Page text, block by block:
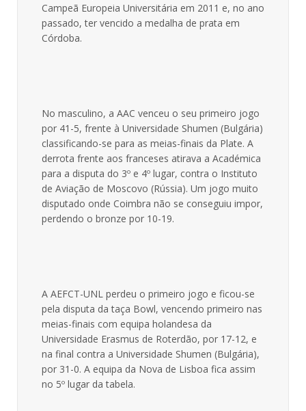
Campeã Europeia Universitária em 2011 e, no ano
passado, ter vencido a medalha de prata em
Córdoba.
No masculino, a AAC venceu o seu primeiro jogo
por 41-5, frente à Universidade Shumen (Bulgária)
classificando-se para as meias-finais da Plate. A
derrota frente aos franceses atirava a Académica
para a disputa do 3º e 4º lugar, contra o Instituto
de Aviação de Moscovo (Rússia). Um jogo muito
disputado onde Coimbra não se conseguiu impor,
perdendo o bronze por 10-19.
A AEFCT-UNL perdeu o primeiro jogo e ficou-se
pela disputa da taça Bowl, vencendo primeiro nas
meias-finais com equipa holandesa da
Universidade Erasmus de Roterdão, por 17-12, e
na final contra a Universidade Shumen (Bulgária),
por 31-0. A equipa da Nova de Lisboa fica assim
no 5º lugar da tabela.